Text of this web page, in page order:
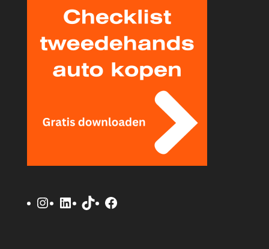
Instagram
LinkedIn
TikTokFacebook